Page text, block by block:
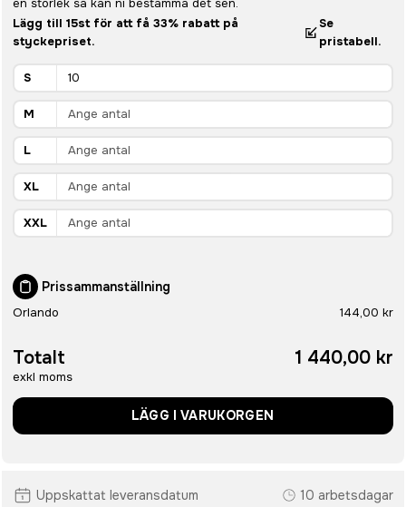
en storlek så kan ni bestämma det sen.
Lägg till 15st för att få 33% rabatt på
styckepriset.
Se
pristabell.
S
M
L
XL
XXL
Prissammanställning
Orlando 144,00 kr
Totalt
exkl moms
1 440,00 kr
LÄGG I VARUKORGEN
Uppskattat leveransdatum 10 arbetsdagar